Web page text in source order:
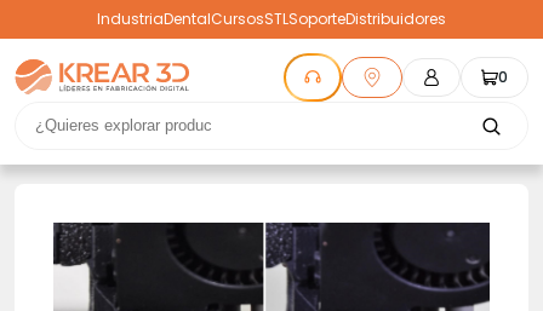
IndustriaDentalCursosSTLSoporteDistribuidores
0